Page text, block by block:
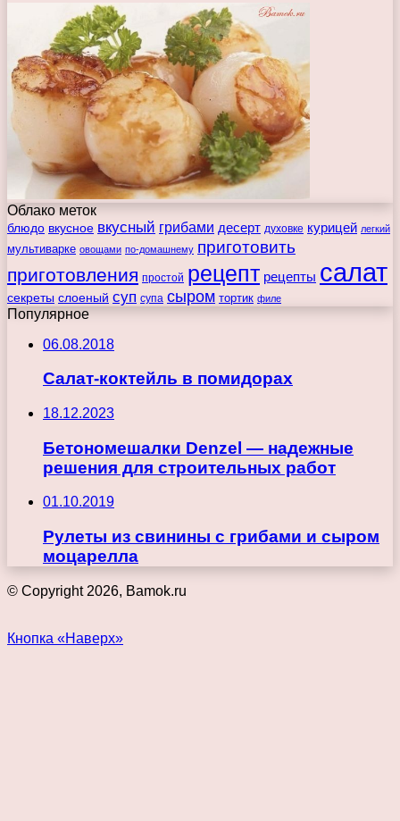
Облако меток
блюдо вкусное вкусный грибами десерт духовке курицей легкий
мультиварке овощами по-домашнему приготовить
приготовления простой рецепт рецепты салат
секреты слоеный суп супа сыром тортик филе
Популярное
06.08.2018
Салат-коктейль в помидорах
18.12.2023
Бетономешалки Denzel — надежные
решения для строительных работ
01.10.2019
Рулеты из свинины с грибами и сыром
моцарелла
© Copyright 2026, Bamok.ru
Кнопка «Наверх»